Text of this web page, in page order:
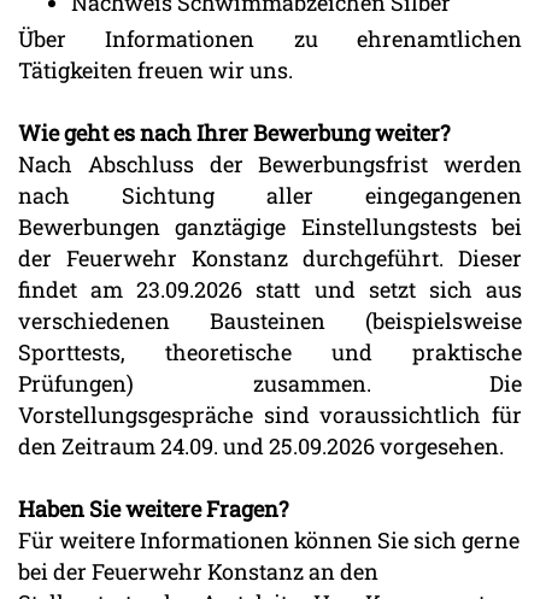
Über Informationen zu ehrenamtlichen
Tätigkeiten freuen wir uns.
Wie geht es nach Ihrer Bewerbung weiter?
Nach Abschluss der Bewerbungsfrist werden
nach Sichtung aller eingegangenen
Bewerbungen ganztägige Einstellungstests bei
der Feuerwehr Konstanz durchgeführt. Dieser
findet am 23.09.2026 statt und setzt sich aus
verschiedenen Bausteinen (beispielsweise
Sporttests, theoretische und praktische
Prüfungen) zusammen. Die
Vorstellungsgespräche sind voraussichtlich für
den Zeitraum 24.09. und 25.09.2026 vorgesehen.
Haben Sie weitere Fragen?
Für weitere Informationen können Sie sich gerne
bei der Feuerwehr Konstanz an den